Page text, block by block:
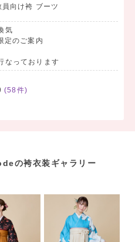
向け袴 ブーツ
気
定のご案内
なっております
(58 件)
の袴衣装ギャラリー